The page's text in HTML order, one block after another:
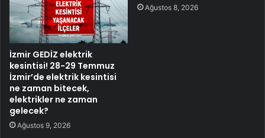
İzmir GEDİZ elektrik
kesintisi! 28-29 Temmuz
İzmir’de elektrik kesintisi
ne zaman bitecek,
elektrikler ne zaman
gelecek?
Ağustos 9, 2026
Ağustos 8, 2026